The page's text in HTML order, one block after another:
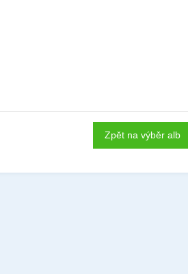
Zpět na výběr alb